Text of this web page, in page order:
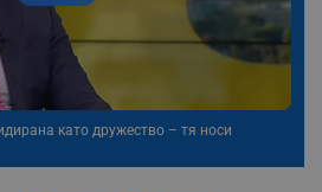
като дружество – тя носи